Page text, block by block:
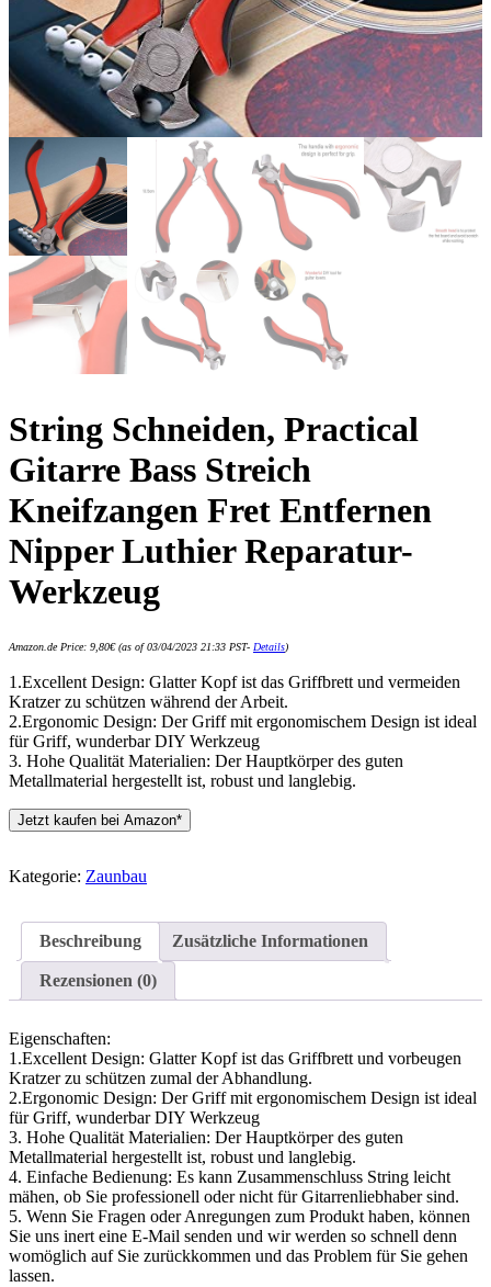
String Schneiden, Practical
Gitarre Bass Streich
Kneifzangen Fret Entfernen
Nipper Luthier Reparatur-
Werkzeug
Amazon.de Price: 9,80€(as of 03/04/2023 21:33 PST- Details)
1.Excellent Design: Glatter Kopf ist das Griffbrett und vermeiden
Kratzer zu schützen während der Arbeit.
2.Ergonomic Design: Der Griff mit ergonomischem Design ist ideal
für Griff, wunderbar DIY Werkzeug
3. Hohe Qualität Materialien: Der Hauptkörper des guten
Metallmaterial hergestellt ist, robust und langlebig.
Jetzt kaufen bei Amazon*
Kategorie: Zaunbau
Beschreibung Zusätzliche Informationen
Rezensionen (0)
Eigenschaften:
1.Excellent Design: Glatter Kopf ist das Griffbrett und vorbeugen
Kratzer zu schützen zumal der Abhandlung.
2.Ergonomic Design: Der Griff mit ergonomischem Design ist ideal
für Griff, wunderbar DIY Werkzeug
3. Hohe Qualität Materialien: Der Hauptkörper des guten
Metallmaterial hergestellt ist, robust und langlebig.
4. Einfache Bedienung: Es kann Zusammenschluss String leicht
mähen, ob Sie professionell oder nicht für Gitarrenliebhaber sind.
5. Wenn Sie Fragen oder Anregungen zum Produkt haben, können
Sie uns inert eine E-Mail senden und wir werden so schnell denn
womöglich auf Sie zurückkommen und das Problem für Sie gehen
lassen.